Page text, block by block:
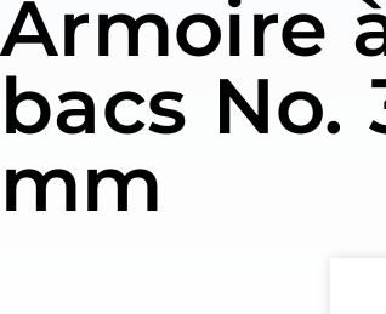
Armoire
bacs No.
mm